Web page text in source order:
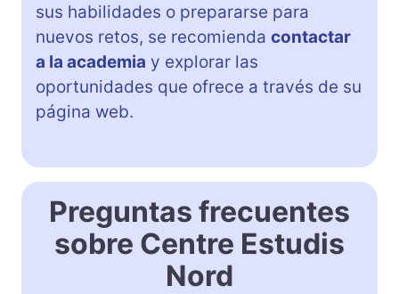
sus habilidades o prepararse para
nuevos retos, se recomienda contactar
a la academia y explorar las
oportunidades que ofrece a través de su
página web.
Preguntas frecuentes
sobre Centre Estudis
Nord